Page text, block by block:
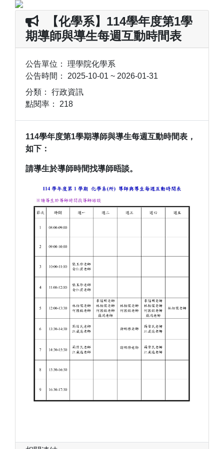
【化學系】114學年度第1學
期導師與導生每週互動時間表
公告單位： 理學院化學系
公告時間： 2025-10-01 ~ 2026-01-31
分類： 行政資訊
點閱率： 218
114學年度第1學期導師與導生每週互動時間表，
如下：
請導生於導師時間找導師晤談。